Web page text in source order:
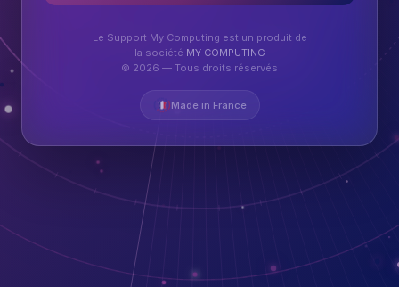
Le Support My Computing est un produit de
la société MY COMPUTING
© 2026 — Tous droits réservés
Made in France